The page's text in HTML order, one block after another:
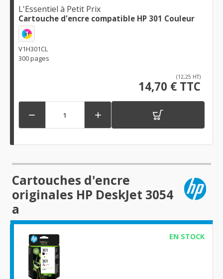
L'Essentiel à Petit Prix
Cartouche d'encre compatible HP 301 Couleur
1
V1H301CL
300 pages
(12,25 HT)
14,70 € TTC
 
Cartouches d'encre
originales HP DeskJet 3054
a
EN STOCK